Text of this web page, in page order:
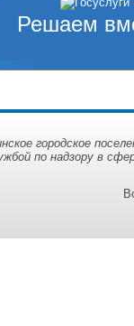
Решаем
городское
по надзору в